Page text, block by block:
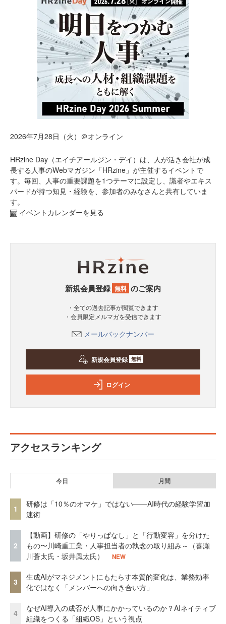
2026年7月28日（火）＠オンライン
HRzine Day（エイチアールジン・デイ）は、人が活き会社が成
長する人事のWebマガジン「HRzine」が主催するイベントで
す。毎回、人事の重要課題を1つテーマに設定し、識者やエキス
パードが持つ知見・経験を、参加者のみなさんと共有していま
す。
イベントカレンダーを見る
新規会員登録 無料 のご案内
・全ての過去記事が閲覧できます
・会員限定メルマガを受信できます
メールバックナンバー
新規会員登録 無料
ログイン
アクセスランキング
今日 月間
1
研修は「10％のオマケ」ではない——AI時代の経験学習加
速術
2
【動画】研修の「やりっぱなし」と「行動変容」を分けた
もの〜川崎重工業・人事担当者の執念の取り組み～（喜瀬
川蒼太氏・坂井風太氏）
NEW
3
生成AIがマネジメントにもたらす本質的変化は、業務効率
化ではなく「メンバーへの向き合い方」
4
なぜAI導入の成否が人事にかかっているのか？AIネイティブ
組織をつくる「組織OS」という視点